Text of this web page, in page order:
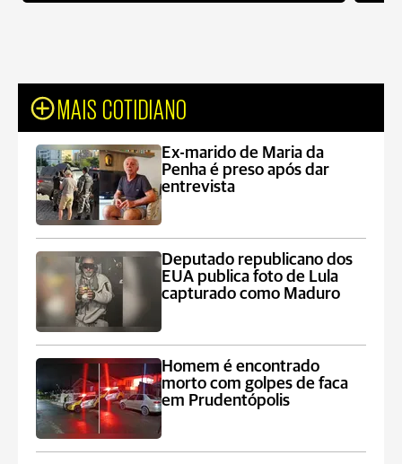
MAIS COTIDIANO
Ex-marido de Maria da
Penha é preso após dar
entrevista
Deputado republicano dos
EUA publica foto de Lula
capturado como Maduro
Homem é encontrado
morto com golpes de faca
em Prudentópolis